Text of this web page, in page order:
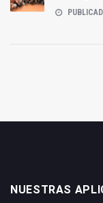
NUESTRAS